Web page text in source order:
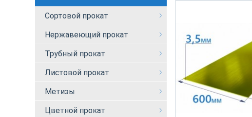
Сортовой прокат
Нержавеющий прокат
Трубный прокат
Листовой прокат
Метизы
Цветной прокат